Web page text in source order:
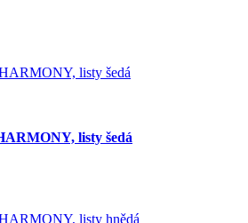
listy šedá